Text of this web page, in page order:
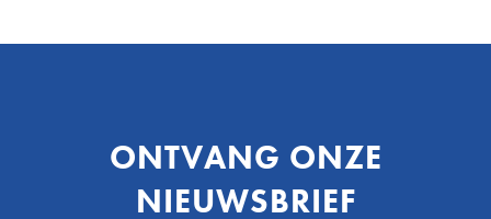
ONTVANG ONZE
NIEUWSBRIEF